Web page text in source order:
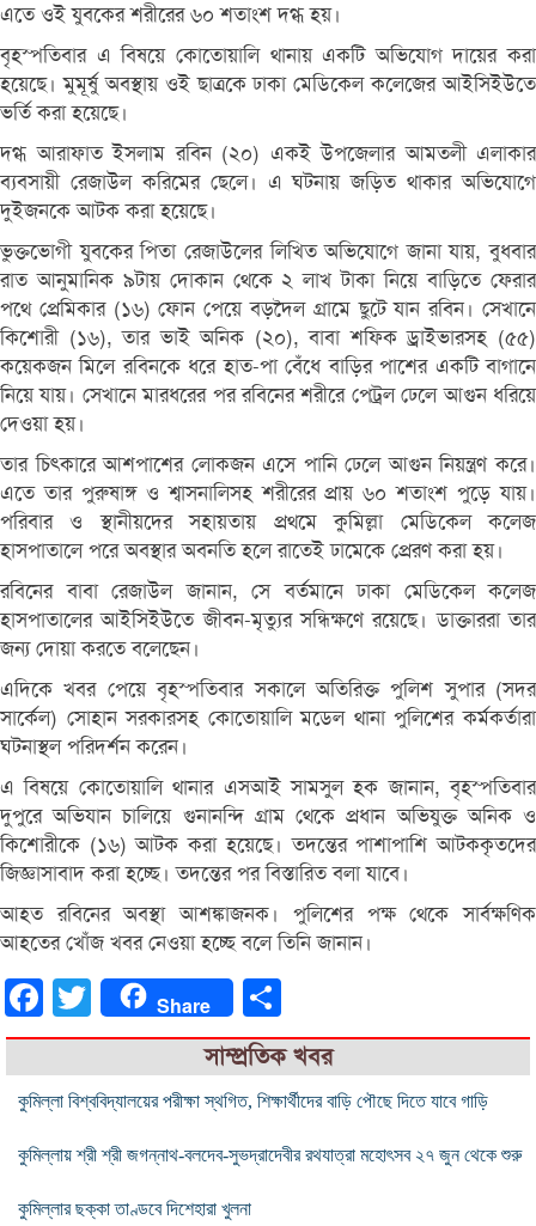
এতে ওই যুবকের শরীরের ৬০ শতাংশ দগ্ধ হয়।
বৃহস্পতিবার এ বিষয়ে কোতোয়ালি থানায় একটি অভিযোগ দায়ের করা
হয়েছে। মুমূর্ষু অবস্থায় ওই ছাত্রকে ঢাকা মেডিকেল কলেজের আইসিইউতে
ভর্তি করা হয়েছে।
দগ্ধ আরাফাত ইসলাম রবিন (২০) একই উপজেলার আমতলী এলাকার
ব্যবসায়ী রেজাউল করিমের ছেলে। এ ঘটনায় জড়িত থাকার অভিযোগে
দুইজনকে আটক করা হয়েছে।
ভুক্তভোগী যুবকের পিতা রেজাউলের লিখিত অভিযোগে জানা যায়, বুধবার
রাত আনুমানিক ৯টায় দোকান থেকে ২ লাখ টাকা নিয়ে বাড়িতে ফেরার
পথে প্রেমিকার (১৬) ফোন পেয়ে বড়দৈল গ্রামে ছুটে যান রবিন। সেখানে
কিশোরী (১৬), তার ভাই অনিক (২০), বাবা শফিক ড্রাইভারসহ (৫৫)
কয়েকজন মিলে রবিনকে ধরে হাত-পা বেঁধে বাড়ির পাশের একটি বাগানে
নিয়ে যায়। সেখানে মারধরের পর রবিনের শরীরে পেট্রল ঢেলে আগুন ধরিয়ে
দেওয়া হয়।
তার চিৎকারে আশপাশের লোকজন এসে পানি ঢেলে আগুন নিয়ন্ত্রণ করে।
এতে তার পুরুষাঙ্গ ও শ্বাসনালিসহ শরীরের প্রায় ৬০ শতাংশ পুড়ে যায়।
পরিবার ও স্থানীয়দের সহায়তায় প্রথমে কুমিল্লা মেডিকেল কলেজ
হাসপাতালে পরে অবস্থার অবনতি হলে রাতেই ঢামেকে প্রেরণ করা হয়।
রবিনের বাবা রেজাউল জানান, সে বর্তমানে ঢাকা মেডিকেল কলেজ
হাসপাতালের আইসিইউতে জীবন-মৃত্যুর সন্ধিক্ষণে রয়েছে। ডাক্তাররা তার
জন্য দোয়া করতে বলেছেন।
এদিকে খবর পেয়ে বৃহস্পতিবার সকালে অতিরিক্ত পুলিশ সুপার (সদর
সার্কেল) সোহান সরকারসহ কোতোয়ালি মডেল থানা পুলিশের কর্মকর্তারা
ঘটনাস্থল পরিদর্শন করেন।
এ বিষয়ে কোতোয়ালি থানার এসআই সামসুল হক জানান, বৃহস্পতিবার
দুপুরে অভিযান চালিয়ে গুনানন্দি গ্রাম থেকে প্রধান অভিযুক্ত অনিক ও
কিশোরীকে (১৬) আটক করা হয়েছে। তদন্তের পাশাপাশি আটককৃতদের
জিজ্ঞাসাবাদ করা হচ্ছে। তদন্তের পর বিস্তারিত বলা যাবে।
আহত রবিনের অবস্থা আশঙ্কাজনক। পুলিশের পক্ষ থেকে সার্বক্ষণিক
আহতের খোঁজ খবর নেওয়া হচ্ছে বলে তিনি জানান।
FacebookTwitter Share
সাম্প্রতিক খবর
কুমিল্লা বিশ্ববিদ্যালয়ের পরীক্ষা স্থগিত, শিক্ষার্থীদের বাড়ি পৌছে দিতে যাবে গাড়ি
কুমিল্লায় শ্রী শ্রী জগন্নাথ-বলদেব-সুভদ্রাদেবীর রথযাত্রা মহোৎসব ২৭ জুন থেকে শুরু
কুমিল্লার ছক্কা তাণ্ডবে দিশেহারা খুলনা